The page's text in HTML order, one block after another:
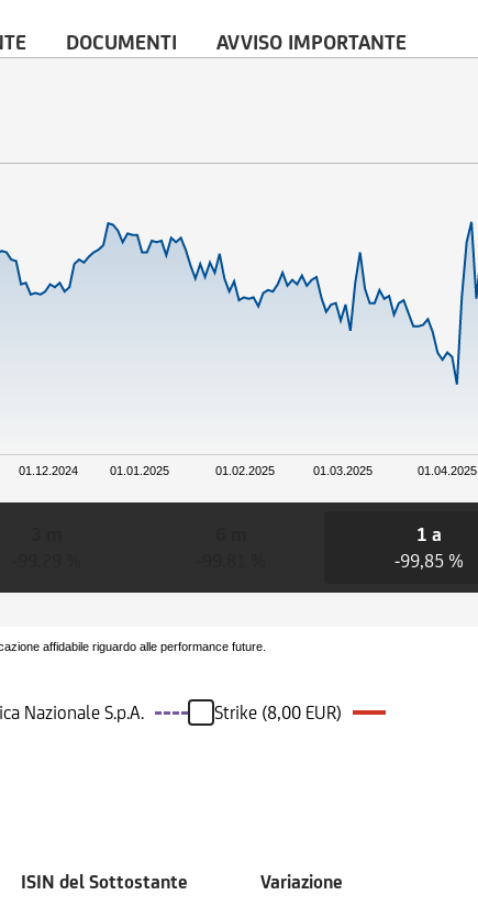
DOCUMENTI AVVISO IMPORTANTE
01.12.2024 01.01.2025 01.02.2025 01.03.2025 01.04.2025
1 a
-99,85 %
affidabile riguardo alle performance future.
Nazionale S.p.A. Strike (8,00 EUR)
ISIN del Sottostante Variazione